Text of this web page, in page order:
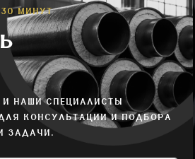
30 МИНУТ
НАШИ СПЕЦИАЛИСТЫ
КОНСУЛЬТАЦИИ И ПОДБОРА
ЗАДАЧИ.